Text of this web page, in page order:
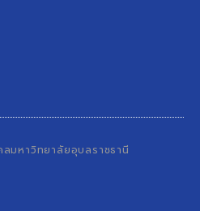
มหาวิทยาลัยอุบลราชธานี